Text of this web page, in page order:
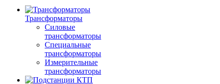
Трансформаторы
Силовые
трансформаторы
Специальные
трансформаторы
Измерительные
трансформаторы